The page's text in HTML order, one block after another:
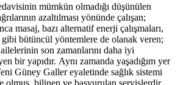
mümkün olmadığı düşünülen
azaltılması yönünde çalışan;
masaj, bazı alternatif enerji çalışmaları,
bütüncül yöntemlere de olanak veren;
ailelerinin son zamanlarını daha iyi
bir yapıdır. Aynı zamanda yaşadığım yer
Güney Galler eyaletinde sağlık sistemi
olmuş, bilinen ve başvurulan servislerdir.